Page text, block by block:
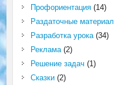
Профориентация(14)
Раздаточные
Разработка урока(34)
Реклама(2)
Решение задач (1)
Сказки(2)